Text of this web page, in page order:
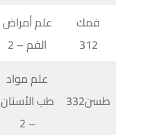
فمك
312
علم أمراض
الفم – 2
طسن332
علم مواد
طب الأسنان
– 2